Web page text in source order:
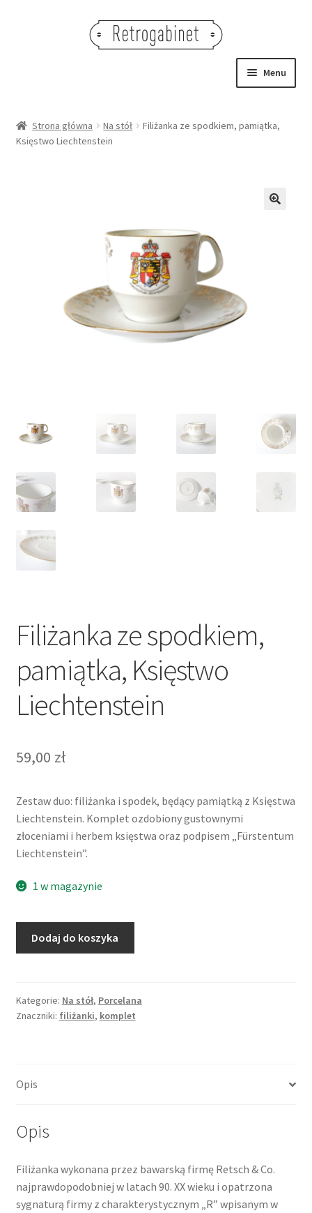
Menu
OBRAZY
Strona główna Na stół
Filiżanka ze spodkiem, pamiątka,
Księstwo Liechtenstein
Filiżanka ze spodkiem,
pamiątka, Księstwo
Liechtenstein
59,00 zł
Zestaw duo: filiżanka i spodek, będący pamiątką z Księstwa
Liechtenstein. Komplet ozdobiony gustownymi
złoceniami i herbem księstwa oraz podpisem „Fürstentum
Liechtenstein”.
1 w magazynie
Filiżanka
pamiątka,
Księstwo
Dodaj do koszyka
Kategorie: Na stół, Porcelana
Znaczniki: filiżanki, komplet
Opis
Opis
Filiżanka wykonana przez bawarską firmę Retsch & Co.
najprawdopodobniej w latach 90. XX wieku i opatrzona
sygnaturą firmy z charakterystycznym „R” wpisanym w